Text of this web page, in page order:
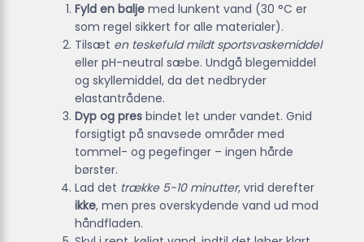
Fyld en balje med lunkent vand (30 °C er
som regel sikkert for alle materialer).
Tilsæt en teskefuld mildt sportsvaskemiddel
eller pH-neutral sæbe. Undgå blegemiddel
og skyllemiddel, da det nedbryder
elastantrådene.
Dyp og pres bindet let under vandet. Gnid
forsigtigt på snavsede områder med
tommel- og pegefinger – ingen hårde
børster.
Lad det trække 5-10 minutter, vrid derefter
ikke, men pres overskydende vand ud mod
håndfladen.